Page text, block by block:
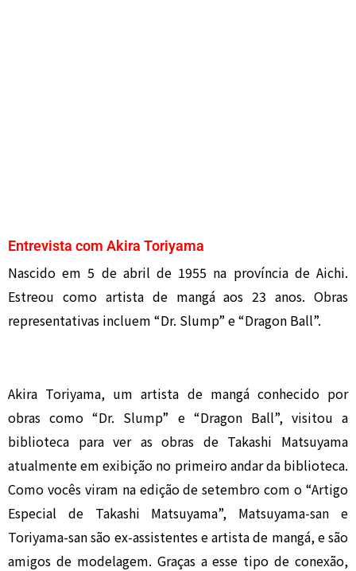
Entrevista com Akira Toriyama
Nascido em 5 de abril de 1955 na província de Aichi.
Estreou como artista de mangá aos 23 anos. Obras
representativas incluem “Dr. Slump” e “Dragon Ball”.
Akira Toriyama, um artista de mangá conhecido por
obras como “Dr. Slump” e “Dragon Ball”, visitou a
biblioteca para ver as obras de Takashi Matsuyama
atualmente em exibição no primeiro andar da biblioteca.
Como vocês viram na edição de setembro com o “Artigo
Especial de Takashi Matsuyama”, Matsuyama-san e
Toriyama-san são ex-assistentes e artista de mangá, e são
amigos de modelagem. Graças a esse tipo de conexão,